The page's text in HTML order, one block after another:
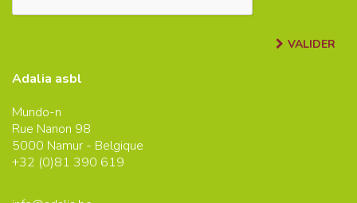
VALIDER
Adalia asbl
Mundo-n
Rue Nanon 98
5000 Namur - Belgique
+32 (0)81 390 619